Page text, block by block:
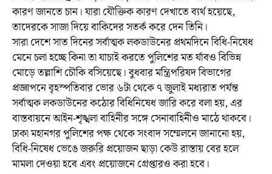
কারণ জানতে চান। যারা যৌক্তিক কারণ দেখাতে ব্যর্থ হয়েছে,
তাদেরকে সাজা দিয়ে বাকিদের সতর্ক করে দেন তিনি।
সারা দেশে সাত দিনের সর্বাত্মক লকডাউনের প্রথমদিনে বিধি-নিষেধ
মেনে চলা হচ্ছে কিনা তা যাচাই করতে পুলিশের মত র্যাবও বিভিন্ন
মোড়ে তল্লাশি চৌকি বসিয়েছে। বুধবার মন্ত্রিপরিষদ বিভাগের
প্রজ্ঞাপনে বৃহস্পতিবার ভোর ৬টা থেকে ৭ জুলাই মধ্যরাত পর্যন্ত
সর্বাত্মক লকডাউনের কঠোর বিধিনিষেধ জারি করে বলা হয়, এর
বাস্তবায়নে আইন-শৃঙ্খলা বাহিনীর সঙ্গে সেনাবাহিনীও মাঠে থাকবে।
ঢাকা মহানগর পুলিশের পক্ষ থেকে সংবাদ সম্মেলনে জানানো হয়,
বিধি-নিষেধ ভেঙে জরুরি প্রয়োজন ছাড়া কেউ রাস্তায় বের হলে
মামলা দেওয়া হবে এবং প্রয়োজনে গ্রেপ্তারও করা হবে।